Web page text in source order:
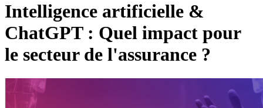
Intelligence artificielle &
ChatGPT : Quel impact pour
le secteur de l'assurance ?